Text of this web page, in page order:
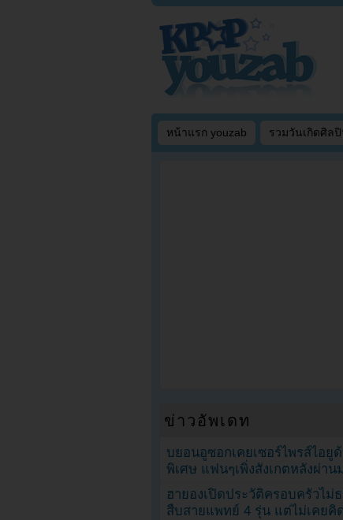
หน้าแรก youzab รวมวันเกิดศิล
ข่าวอัพเดท
บยอนอูซอกเคยเซอร์ไพรส์ไอยู
พิเศษ แฟนๆเพิ่งสังเกตหลังผ่าน
ฮายองเปิดประวัติครอบครัวไม่
สืบสายแพทย์ 4 รุ่น แต่ไม่เคยคิ